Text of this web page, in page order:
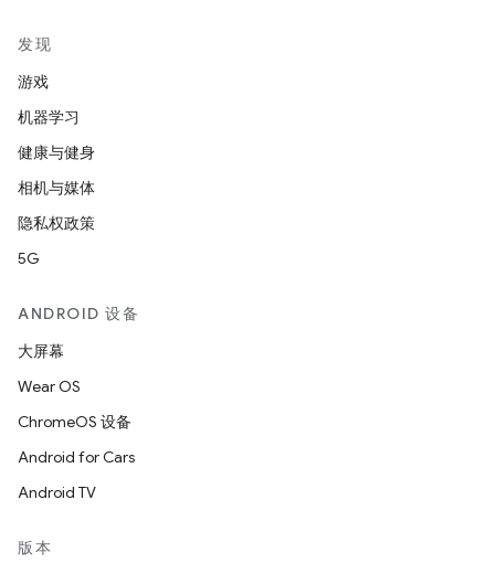
发现
游戏
机器学习
健康与健身
相机与媒体
隐私权政策
5G
ANDROID 设备
大屏幕
Wear OS
ChromeOS 设备
Android for Cars
Android TV
版本